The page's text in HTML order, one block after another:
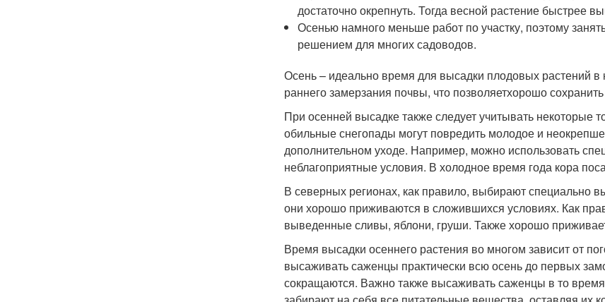
достаточно окрепнуть. Тогда весной растение быстрее
Осенью намного меньше работ по участку, поэтому
решением для многих садоводов.
Осень – идеально время для высадки плодовых растений
раннего замерзания почвы, что позволяетхорошо
При осенней высадке также следует учитывать
обильные снегопады могут повредить молодое и
дополнительном уходе. Например, можно использовать
неблагоприятные условия. В холодное время года кора
В северных регионах, как правило, выбирают специально
они хорошо приживаются в сложившихся условиях. Как
выведенные сливы, яблони, груши. Также хорошо
Время высадки осеннего растения во многом зависит от
высаживать саженцы практически всю осень до первых
сокращаются. Важно также высаживать саженцы в то